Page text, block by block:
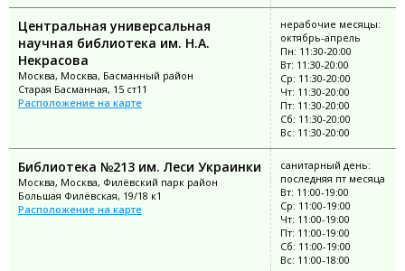
Центральная универсальная
научная библиотека им. Н.А.
Некрасова
Москва, Москва, Басманный район
Старая Басманная, 15 ст11
Расположение на карте
нерабочие месяцы:
октябрь-апрель
Пн: 11:30-20:00
Вт: 11:30-20:00
Ср: 11:30-20:00
Чт: 11:30-20:00
Пт: 11:30-20:00
Сб: 11:30-20:00
Вс: 11:30-20:00
Библиотека №213 им. Леси Украинки
Москва, Москва, Филёвский парк район
Большая Филёвская, 19/18 к1
Расположение на карте
санитарный день:
последняя пт месяца
Вт: 11:00-19:00
Ср: 11:00-19:00
Чт: 11:00-19:00
Пт: 11:00-19:00
Сб: 11:00-19:00
Вс: 11:00-18:00